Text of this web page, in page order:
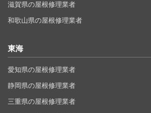
滋賀県の屋根修理業者
和歌山県の屋根修理業者
東海
愛知県の屋根修理業者
静岡県の屋根修理業者
三重県の屋根修理業者